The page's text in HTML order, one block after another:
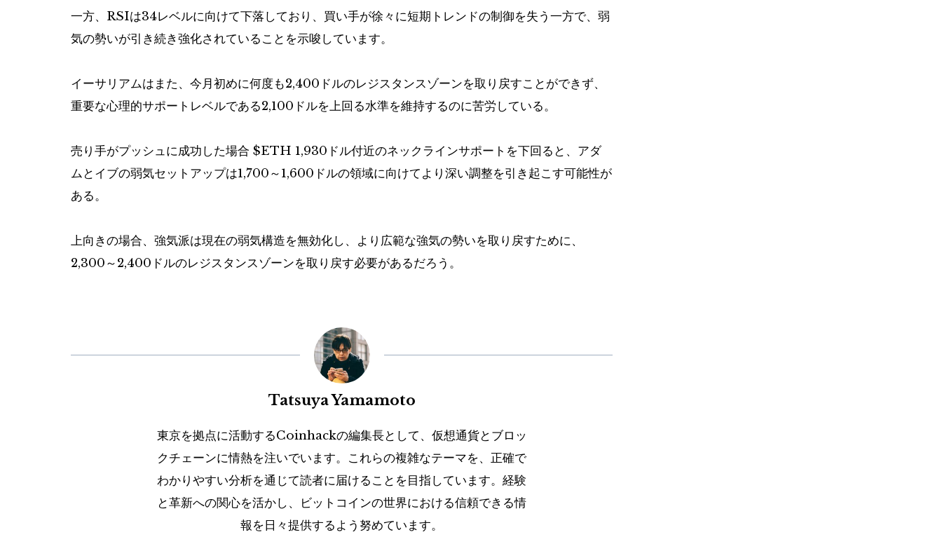
一方、RSIは34レベルに向けて下落しており、買い手が徐々に短期トレンドの制御を失う一方で、弱
気の勢いが引き続き強化されていることを示唆しています。
イーサリアムはまた、今月初めに何度も2,400ドルのレジスタンスゾーンを取り戻すことができず、
重要な心理的サポートレベルである2,100ドルを上回る水準を維持するのに苦労している。
売り手がプッシュに成功した場合 $ETH 1,930ドル付近のネックラインサポートを下回ると、アダ
ムとイブの弱気セットアップは1,700～1,600ドルの領域に向けてより深い調整を引き起こす可能性が
ある。
上向きの場合、強気派は現在の弱気構造を無効化し、より広範な強気の勢いを取り戻すために、
2,300～2,400ドルのレジスタンスゾーンを取り戻す必要があるだろう。
Tatsuya Yamamoto
東京を拠点に活動するCoinhackの編集長として、仮想通貨とブロッ
クチェーンに情熱を注いでいます。これらの複雑なテーマを、正確で
わかりやすい分析を通じて読者に届けることを目指しています。経験
と革新への関心を活かし、ビットコインの世界における信頼できる情
報を日々提供するよう努めています。